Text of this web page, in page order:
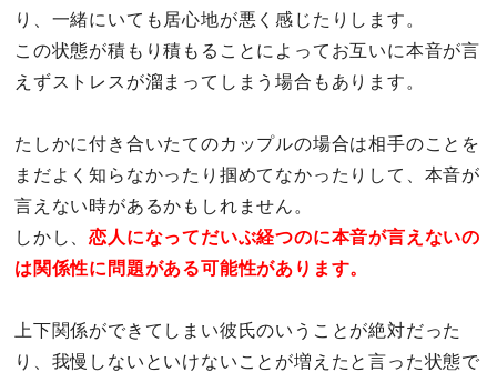
り、一緒にいても居心地が悪く感じたりします。
この状態が積もり積もることによってお互いに本音が言
えずストレスが溜まってしまう場合もあります。
たしかに付き合いたてのカップルの場合は相手のことを
まだよく知らなかったり掴めてなかったりして、本音が
言えない時があるかもしれません。
しかし、恋人になってだいぶ経つのに本音が言えないの
は関係性に問題がある可能性があります。
上下関係ができてしまい彼氏のいうことが絶対だった
り、我慢しないといけないことが増えたと言った状態で